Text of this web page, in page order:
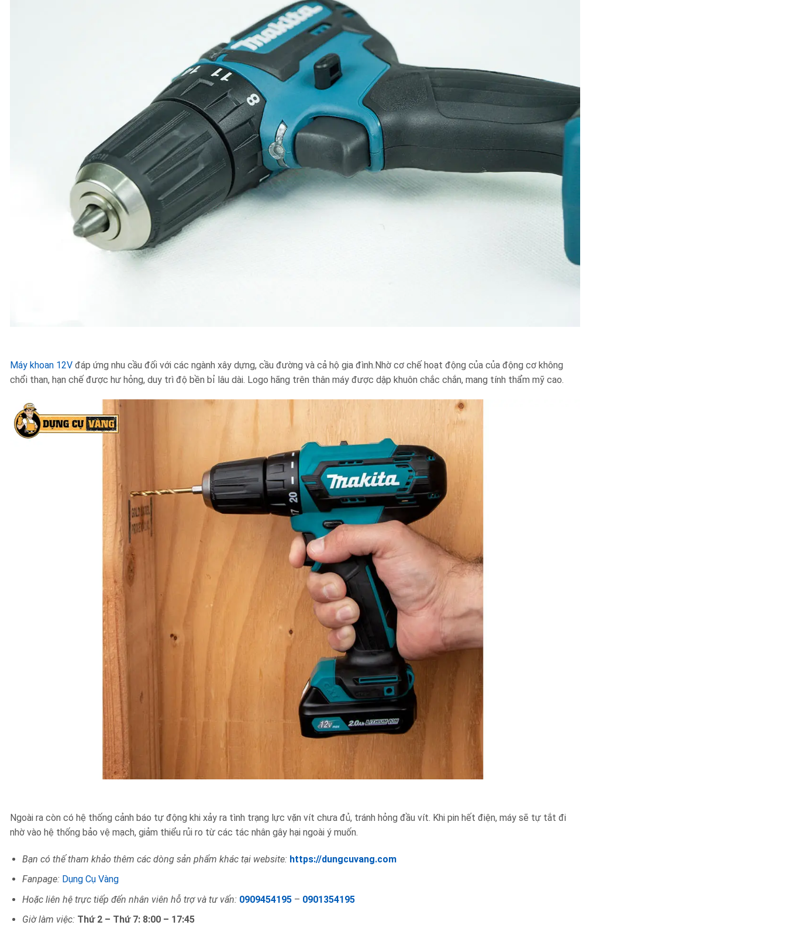
Máy khoan 12V đáp ứng nhu cầu đối với các ngành xây dựng, cầu đường và cả hộ gia đình.Nhờ cơ chế hoạt động của của động cơ không
chổi than, hạn chế được hư hỏng, duy trì độ bền bỉ lâu dài. Logo hãng trên thân máy được dập khuôn chắc chắn, mang tính thẩm mỹ cao.
Ngoài ra còn có hệ thống cảnh báo tự động khi xảy ra tình trạng lực vặn vít chưa đủ, tránh hỏng đầu vít. Khi pin hết điện, máy sẽ tự tắt đi
nhờ vào hệ thống bảo vệ mạch, giảm thiểu rủi ro từ các tác nhân gây hại ngoài ý muốn.
Bạn có thế tham khảo thêm các dòng sản phẩm khác tại website: https://dungcuvang.com
Fanpage: Dụng Cụ Vàng
Hoặc liên hệ trực tiếp đến nhân viên hỗ trợ và tư vấn: 0909454195– 0901354195
Giờ làm việc: Thứ 2 – Thứ 7: 8:00 – 17:45